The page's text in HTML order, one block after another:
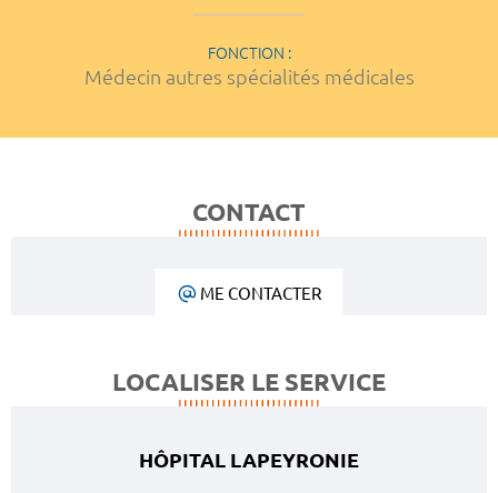
FONCTION :
Médecin autres spécialités médicales
CONTACT
ME CONTACTER
LOCALISER LE SERVICE
HÔPITAL LAPEYRONIE